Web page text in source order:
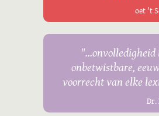
oet 't
"...onvolledigheid
onbetwistbare,
voorrecht van elke
Dr.